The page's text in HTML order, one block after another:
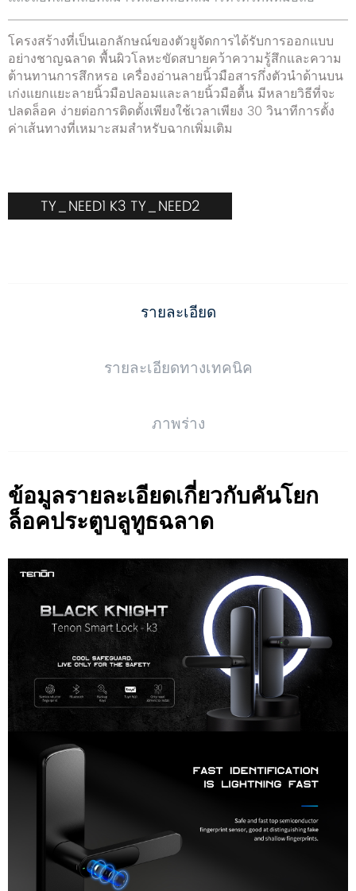
โครงสร้างที่เป็นเอกลักษณ์ของตัวยูจัดการได้รับการออกแบบ
อย่างชาญฉลาด พื้นผิวโลหะขัดสบายคว้าความรู้สึกและความ
ต้านทานการสึกหรอ เครื่องอ่านลายนิ้วมือสารกึ่งตัวนำด้านบน
เก่งแยกแยะลายนิ้วมือปลอมและลายนิ้วมือตื้น มีหลายวิธีที่จะ
ปลดล็อค ง่ายต่อการติดตั้งเพียงใช้เวลาเพียง 30 วินาทีการตั้ง
ค่าเส้นทางที่เหมาะสมสำหรับฉากเพิ่มเติม
TY_NEED1 K3 TY_NEED2
รายละเอียด
รายละเอียดทางเทคนิค
ภาพร่าง
ข้อมูลรายละเอียดเกี่ยวกับคันโยก
ล็อคประตูบลูทูธฉลาด